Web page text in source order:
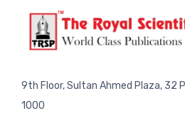
9th Floor, Sultan Ahmed Plaza, 32
1000